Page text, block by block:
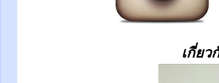
เกี่ยว